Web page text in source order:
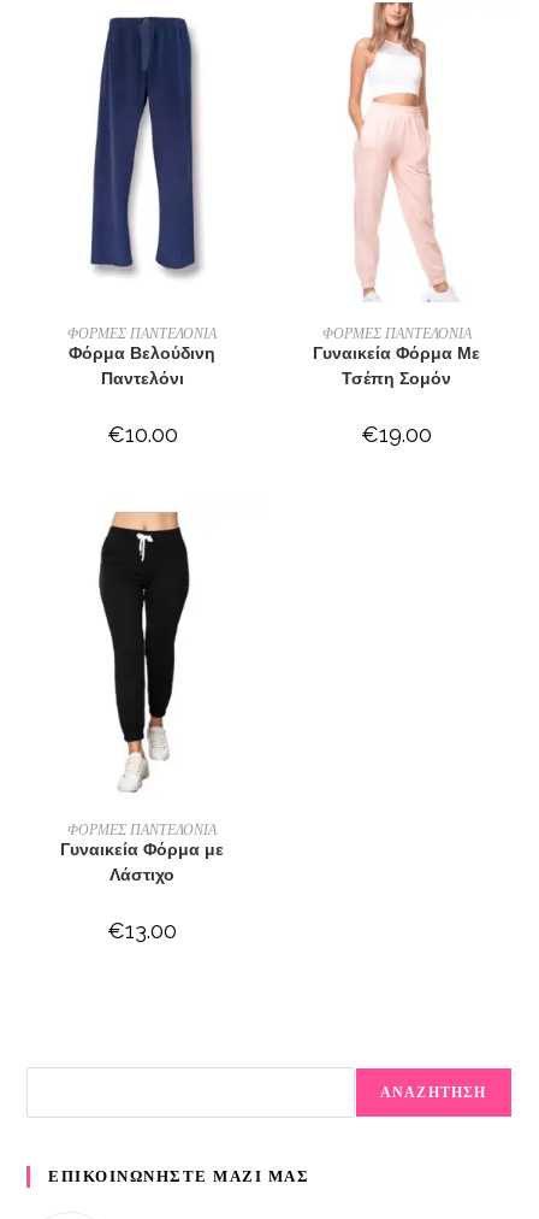
ΕΠΙΛΟΓΉ
ΦΟΡΜΕΣ ΠΑΝΤΕΛΟΝΙΑ
Φόρμα Βελούδινη
Παντελόνι
€10.00
ΕΠΙΛΟΓΉ
ΦΟΡΜΕΣ ΠΑΝΤΕΛΟΝΙΑ
Γυναικεία Φόρμα Με
Τσέπη Σομόν
€19.00
ΕΠΙΛΟΓΉ
ΦΟΡΜΕΣ ΠΑΝΤΕΛΟΝΙΑ
Γυναικεία Φόρμα με
Λάστιχο
€13.00
ΑΝΑΖΗΤΗΣΗ
ΕΠΙΚΟΙΝΩΝΗΣΤΕ ΜΑΖΙ ΜΑΣ